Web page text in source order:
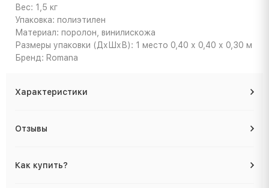
Вес: 1,5 кг
Упаковка: полиэтилен
Материал: поролон, винилискожа
Размеры упаковки (ДхШхВ): 1 место 0,40 х 0,40 х 0,30 м
Бренд: Romana
Характеристики
Отзывы
Как купить?